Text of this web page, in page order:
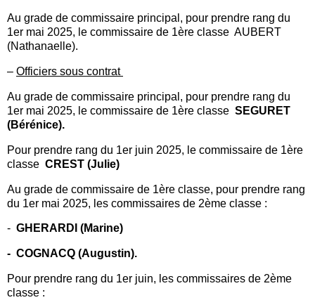
Au grade de commissaire principal, pour prendre rang du
1er mai 2025, le commissaire de 1ère classe AUBERT
(Nathanaelle).
– Officiers sous contrat
Au grade de commissaire principal, pour prendre rang du
1er mai 2025, le commissaire de 1ère classe SEGURET
(Bérénice).
Pour prendre rang du 1er juin 2025, le commissaire de 1ère
classe CREST (Julie)
Au grade de commissaire de 1ère classe, pour prendre rang
du 1er mai 2025, les commissaires de 2ème classe :
- GHERARDI (Marine)
- COGNACQ (Augustin).
Pour prendre rang du 1er juin, les commissaires de 2ème
classe :